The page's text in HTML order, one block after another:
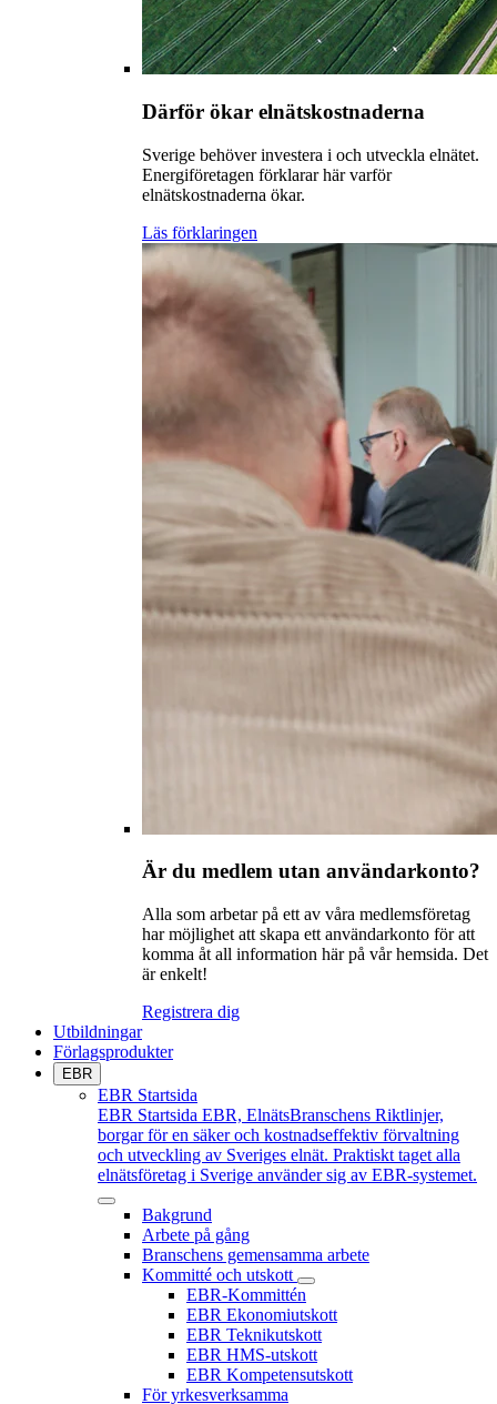
Därför ökar elnätskostnaderna
Sverige behöver investera i och utveckla elnätet.
Energiföretagen förklarar här varför
elnätskostnaderna ökar.
Läs förklaringen
Är du medlem utan användarkonto?
Alla som arbetar på ett av våra medlemsföretag
har möjlighet att skapa ett användarkonto för att
komma åt all information här på vår hemsida. Det
är enkelt!
Registrera dig
Utbildningar
Förlagsprodukter
EBR
EBR Startsida
EBR Startsida EBR, ElnätsBranschens Riktlinjer,
borgar för en säker och kostnadseffektiv förvaltning
och utveckling av Sveriges elnät. Praktiskt taget alla
elnätsföretag i Sverige använder sig av EBR-systemet.
Bakgrund
Arbete på gång
Branschens gemensamma arbete
Kommitté och utskott
EBR-Kommittén
EBR Ekonomiutskott
EBR Teknikutskott
EBR HMS-utskott
EBR Kompetensutskott
För yrkesverksamma